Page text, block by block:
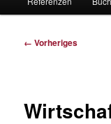
Bilder-
← Vorheriges